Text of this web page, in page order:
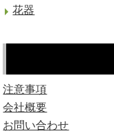
花器
注意事項
会社概要
お問い合わせ